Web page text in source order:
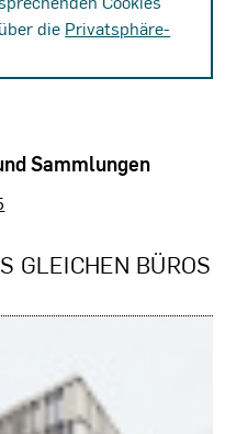
die Privatsphäre-
Sammlungen
GLEICHEN BÜROS